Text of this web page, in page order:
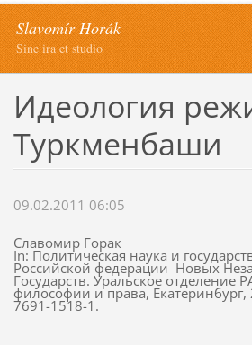
Slavomír Horák
Sine ira et studio
Идеология
Туркменбаши
09.02.2011 06:05
Славомир Горак
In: Политическая наука и
Российской федерации Новых
Государств. Уральское отделение
философии и права, Екатеринбург,
7691-1518-1.